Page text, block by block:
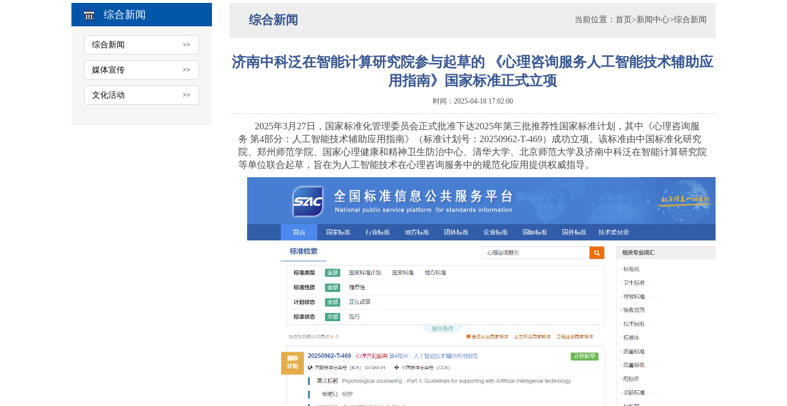
综合新闻
综合新闻
媒体宣传
文化活动
当前位置： 首页 >新闻中心>综合新闻
综合新闻
济南中科泛在智能计算研究院参与起草的 《心理咨询服务人工智能技术辅助应
用指南》国家标准正式立项
时间：2025-04-18 17:02:00
2025年3月27日，国家标准化管理委员会正式批准下达2025年第三批推荐性国家标准计划，其中《心理咨询服
务 第4部分：人工智能技术辅助应用指南》（标准计划号：20250962-T-469）成功立项。该标准由中国标准化研究
院、郑州师范学院、国家心理健康和精神卫生防治中心、清华大学、北京师范大学及济南中科泛在智能计算研究院
等单位联合起草，旨在为人工智能技术在心理咨询服务中的规范化应用提供权威指导。